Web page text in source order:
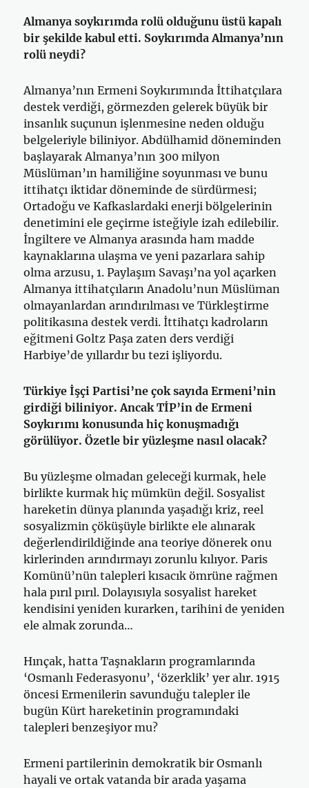
Almanya soykırımda rolü olduğunu üstü kapalı
bir şekilde kabul etti. Soykırımda Almanya’nın
rolü neydi?
Almanya’nın Ermeni Soykırımında İttihatçılara
destek verdiği, görmezden gelerek büyük bir
insanlık suçunun işlenmesine neden olduğu
belgeleriyle biliniyor. Abdülhamid döneminden
başlayarak Almanya’nın 300 milyon
Müslüman’ın hamiliğine soyunması ve bunu
ittihatçı iktidar döneminde de sürdürmesi;
Ortadoğu ve Kafkaslardaki enerji bölgelerinin
denetimini ele geçirme isteğiyle izah edilebilir.
İngiltere ve Almanya arasında ham madde
kaynaklarına ulaşma ve yeni pazarlara sahip
olma arzusu, 1. Paylaşım Savaşı’na yol açarken
Almanya ittihatçıların Anadolu’nun Müslüman
olmayanlardan arındırılması ve Türkleştirme
politikasına destek verdi. İttihatçı kadroların
eğitmeni Goltz Paşa zaten ders verdiği
Harbiye’de yıllardır bu tezi işliyordu.
Türkiye İşçi Partisi’ne çok sayıda Ermeni’nin
girdiği biliniyor. Ancak TİP’in de Ermeni
Soykırımı konusunda hiç konuşmadığı
görülüyor. Özetle bir yüzleşme nasıl olacak?
Bu yüzleşme olmadan geleceği kurmak, hele
birlikte kurmak hiç mümkün değil. Sosyalist
hareketin dünya planında yaşadığı kriz, reel
sosyalizmin çöküşüyle birlikte ele alınarak
değerlendirildiğinde ana teoriye dönerek onu
kirlerinden arındırmayı zorunlu kılıyor. Paris
Komünü’nün talepleri kısacık ömrüne rağmen
hala pırıl pırıl. Dolayısıyla sosyalist hareket
kendisini yeniden kurarken, tarihini de yeniden
ele almak zorunda…
Hınçak, hatta Taşnakların programlarında
‘Osmanlı Federasyonu’, ‘özerklik’ yer alır. 1915
öncesi Ermenilerin savunduğu talepler ile
bugün Kürt hareketinin programındaki
talepleri benzeşiyor mu?
Ermeni partilerinin demokratik bir Osmanlı
hayali ve ortak vatanda bir arada yaşama